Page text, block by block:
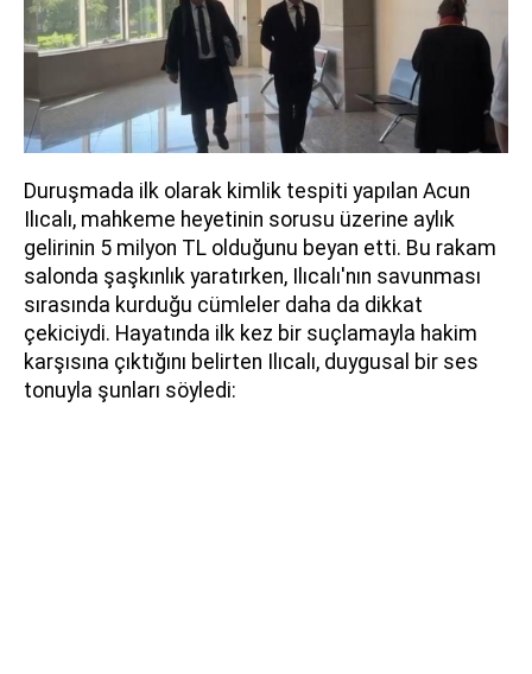
Duruşmada ilk olarak kimlik tespiti yapılan Acun
Ilıcalı, mahkeme heyetinin sorusu üzerine aylık
gelirinin 5 milyon TL olduğunu beyan etti. Bu rakam
salonda şaşkınlık yaratırken, Ilıcalı'nın savunması
sırasında kurduğu cümleler daha da dikkat
çekiciydi. Hayatında ilk kez bir suçlamayla hakim
karşısına çıktığını belirten Ilıcalı, duygusal bir ses
tonuyla şunları söyledi: